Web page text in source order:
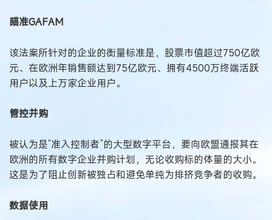
瞄准GAFAM
该法案所针对的企业的衡量标准是，股票市值超过750亿欧
元、在欧洲年销售额达到75亿欧元、拥有4500万终端活跃
用户以及上万家企业用户。
管控并购
被认为是“准入控制者”的大型数字平台，要向欧盟通报其在
欧洲的所有数字企业并购计划，无论收购标的体量的大小。
这是为了阻止创新被独占和避免单纯为排挤竞争者的收购。
数据使用